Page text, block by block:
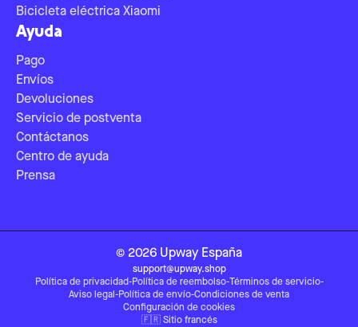
Bicicleta eléctrica Xiaomi
Ayuda
Pago
Envíos
Devoluciones
Servicio de postventa
Contáctanos
Centro de ayuda
Prensa
© 2026 Upway España
support@upway.shop
Política de privacidad-Política de reembolso-Términos de servicio-
Aviso legal -Política de envío-Condiciones de venta
Configuración de cookies
🇫🇷 Sitio francés